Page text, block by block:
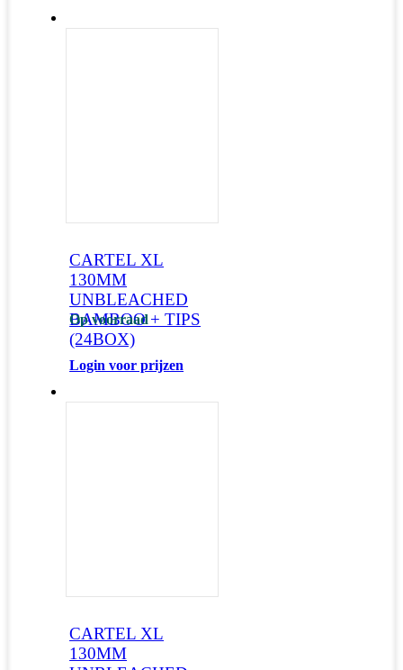
CARTEL XL
130MM
UNBLEACHED
BAMBOO + TIPS
(24BOX)
Op voorraad
Login voor prijzen
CARTEL XL
130MM